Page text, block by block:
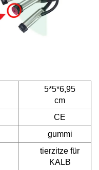
5*5*6,95
cm
CE
gummi
tierzitze für
KALB